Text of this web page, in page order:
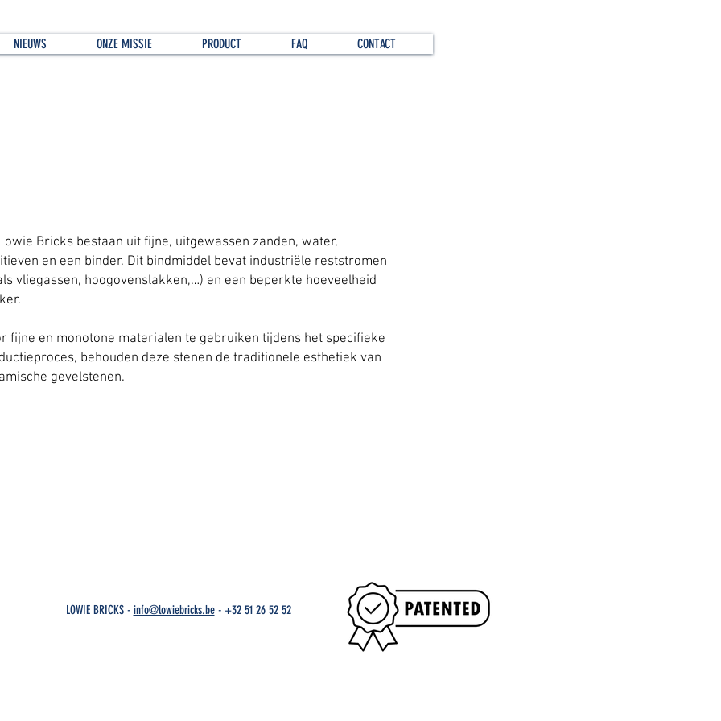
NIEUWS ONZE MISSIE PRODUCT FAQ CONTACT
Bricks bestaan uit fijne, uitgewassen zanden, water,
en een binder. Dit bindmiddel bevat industriële reststromen
vliegassen, hoogovenslakken,…) en een beperkte hoeveelheid
fijne en monotone materialen te gebruiken tijdens het specifieke
behouden deze stenen de traditionele esthetiek van
gevelstenen.
LOWIE BRICKS - info@lowiebricks.be- +32 51 26 52 52